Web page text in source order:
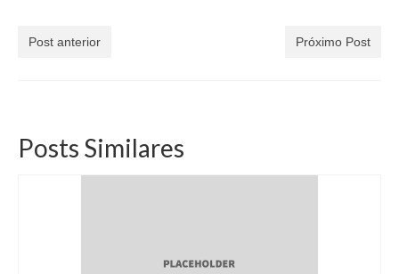
Post anterior Próximo Post
Posts Similares